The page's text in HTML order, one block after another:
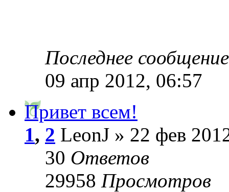
Последнее
09 апр 2012, 06:57
Привет всем!
1, 2 LeonJ » 22 фев
30 Ответов
29958 Просмотров